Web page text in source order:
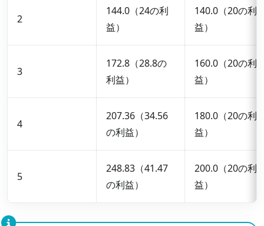
2
144.0（24の利
益）
140.0（20の利
益）
3
172.8（28.8の
利益）
160.0（20の利
益）
4
207.36（34.56
の利益）
180.0（20の利
益）
5
248.83（41.47
の利益）
200.0（20の利
益）